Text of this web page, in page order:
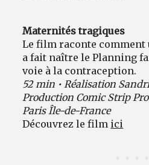
Maternités tragiques
Le film raconte
a fait naître le Planning
voie à la contraception.
52 min • Réalisation
Production Comic Strip
Paris Île-de-France
Découvrez le film ici